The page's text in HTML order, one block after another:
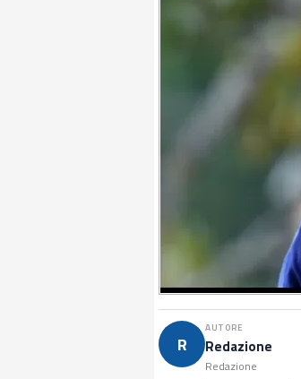
R
AUTORE
Redazione
Redazione